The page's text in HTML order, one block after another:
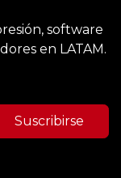
software
en LATAM.
Suscribirse